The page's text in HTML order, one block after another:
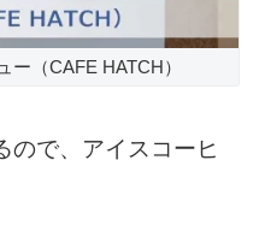
ー（CAFE HATCH）
ので、アイスコーヒ